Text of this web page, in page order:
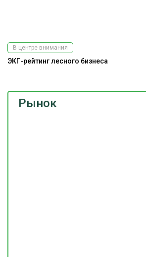
Рынок
В центре внимания
ЭКГ-рейтинг лесного бизнеса